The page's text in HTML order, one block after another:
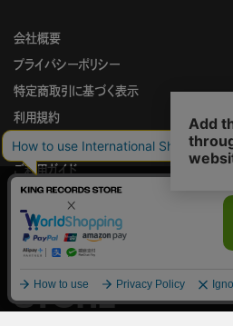
会社概要
プライバシーポリシー
特定商取引に基づく表示
利用規約
お問い合わせ
ご利用ガイド
KING
RECORDS
STORE
このサイトでは、サイトの利便性向上を
す。
Cookieの使用に関する詳細は
プライバ
承諾する